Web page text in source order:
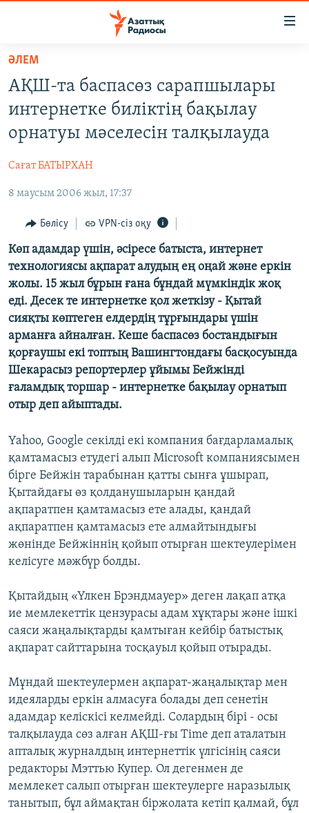
Skip
main
content
main
Skip
Search
ЖАҢАЛЫҚТАР
САЯСАТ
AZATTYQTV
АДАМ ҚҰҚЫҚТАРЫ
ӘЛЕУМЕТ
ӘЛЕМ
АРНАЙЫ ЖОБАЛАР
Русский
ЖАЗЫЛЫҢЫЗ
Басқа тілдерде
ӘЛЕМ
АҚШ-та баспасөз сарапшылары
интернетке биліктің бақылау
орнатуы мәселесін талқылауда
Сағат БАТЫРХАН
8 маусым 2006 жыл, 17:37
Бөлісу VPN-сіз оқу
Көп адамдар үшін, әсіресе батыста, интернет
технологиясы ақпарат алудың ең оңай және еркін
жолы. 15 жыл бұрын ғана бұндай мүмкіндік жоқ
еді. Десек те интернетке қол жеткізу - Қытай
сияқты көптеген елдердің тұрғындары үшін
арманға айналған. Кеше баспасөз бостандығын
қорғаушы екі топтың Вашингтондағы басқосуында
Шекарасыз репортерлер ұйымы Бейжінді
ғаламдық торшар - интернетке бақылау орнатып
отыр деп айыптады.
Yahoo, Google секілді екі компания бағдарламалық
қамтамасыз етудегі алып Microsoft компаниясымен
бірге Бейжін тарабынан қатты сынға ұшырап,
Қытайдағы өз қолданушыларын қандай
ақпаратпен қамтамасыз ете алады, қандай
ақпаратпен қамтамасыз ете алмайтындығы
жөнінде Бейжіннің қойып отырған шектеулерімен
келісуге мәжбүр болды.
Қытайдың «Үлкен Брэндмауер» деген лақап атқа
ие мемлекеттік цензурасы адам хұқтары және ішкі
саяси жаңалықтарды қамтыған кейбір батыстық
ақпарат сайттарына тосқауыл қойып отырады.
Мұндай шектеулермен ақпарат-жаңалықтар мен
идеяларды еркін алмасуға болады деп сенетін
адамдар келіскісі келмейді. Солардың бірі - осы
талқылауда сөз алған АҚШ-ғы Time деп аталатын
апталық журналдың интернеттік үлгісінің саяси
редакторы Мэттью Купер. Ол дегенмен де
мемлекет салып отырған шектеулерге наразылық
танытып, бұл аймақтан біржолата кетіп қалмай, бұл